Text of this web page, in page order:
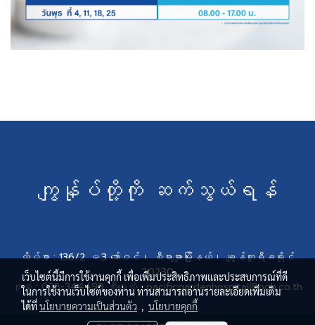
ကျွန်ုပ်တို့ကို ဆက်သွယ်ရန်
လိပ်စာ : 136/2 မ.3 ဘော်ဝင်၊ စီရာချာမြို့နယ်၊ ချွန်ဘူရီခရိုင်
20230
ဖုန်း : 038-344499 အီးမေးလ် : pacificgardenhospital@pgh.co.th
เว็บไซต์นี้มีการใช้งานคุกกี้ เพื่อเพิ่มประสิทธิภาพและประสบการณ์ที่ดี
ในการใช้งานเว็บไซต์ของท่าน ท่านสามารถอ่านรายละเอียดเพิ่มเติม
ได้ที่นโยบายความเป็นส่วนตัว , นโยบายคุกกี้